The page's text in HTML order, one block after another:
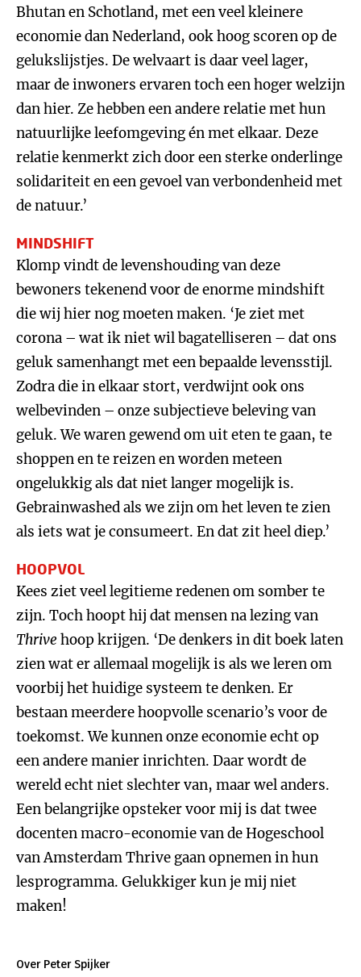
Bhutan en Schotland, met een veel kleinere
economie dan Nederland, ook hoog scoren op de
gelukslijstjes. De welvaart is daar veel lager,
maar de inwoners ervaren toch een hoger welzijn
dan hier. Ze hebben een andere relatie met hun
natuurlijke leefomgeving én met elkaar. Deze
relatie kenmerkt zich door een sterke onderlinge
solidariteit en een gevoel van verbondenheid met
de natuur.’
MINDSHIFT
Klomp vindt de levenshouding van deze
bewoners tekenend voor de enorme mindshift
die wij hier nog moeten maken. ‘Je ziet met
corona – wat ik niet wil bagatelliseren – dat ons
geluk samenhangt met een bepaalde levensstijl.
Zodra die in elkaar stort, verdwijnt ook ons
welbevinden – onze subjectieve beleving van
geluk. We waren gewend om uit eten te gaan, te
shoppen en te reizen en worden meteen
ongelukkig als dat niet langer mogelijk is.
Gebrainwashed als we zijn om het leven te zien
als iets wat je consumeert. En dat zit heel diep.’
HOOPVOL
Kees ziet veel legitieme redenen om somber te
zijn. Toch hoopt hij dat mensen na lezing van
Thrive hoop krijgen. ‘De denkers in dit boek laten
zien wat er allemaal mogelijk is als we leren om
voorbij het huidige systeem te denken. Er
bestaan meerdere hoopvolle scenario’s voor de
toekomst. We kunnen onze economie echt op
een andere manier inrichten. Daar wordt de
wereld echt niet slechter van, maar wel anders.
Een belangrijke opsteker voor mij is dat twee
docenten macro-economie van de Hogeschool
van Amsterdam Thrive gaan opnemen in hun
lesprogramma. Gelukkiger kun je mij niet
maken!
Over Peter Spijker